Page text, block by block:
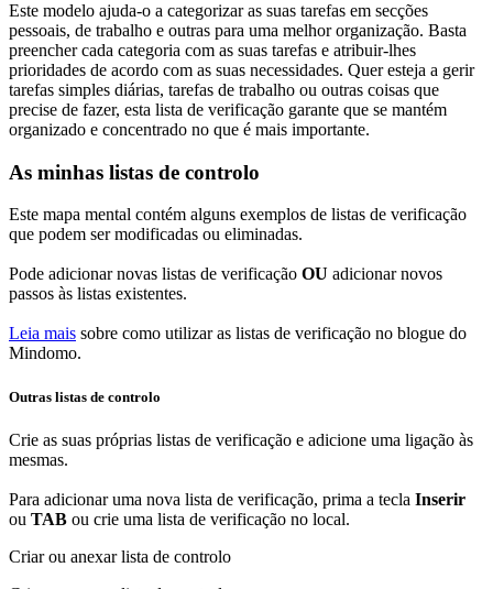
Este modelo ajuda-o a categorizar as suas tarefas em secções
pessoais, de trabalho e outras para uma melhor organização. Basta
preencher cada categoria com as suas tarefas e atribuir-lhes
prioridades de acordo com as suas necessidades. Quer esteja a gerir
tarefas simples diárias, tarefas de trabalho ou outras coisas que
precise de fazer, esta lista de verificação garante que se mantém
organizado e concentrado no que é mais importante.
As minhas listas de controlo
Este mapa mental contém alguns exemplos de listas de verificação
que podem ser modificadas ou eliminadas.
Pode adicionar novas listas de verificação OU adicionar novos
passos às listas existentes.
Leia mais sobre como utilizar as listas de verificação no blogue do
Mindomo.
Outras listas de controlo
Crie as suas próprias listas de verificação e adicione uma ligação às
mesmas.
Para adicionar uma nova lista de verificação, prima a tecla Inserir
ou TAB ou crie uma lista de verificação no local.
Criar ou anexar lista de controlo